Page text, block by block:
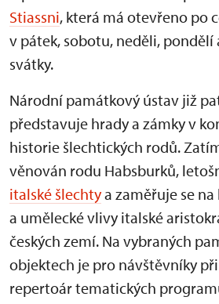
Stiassni, která má otevřeno po
v pátek, sobotu, neděli,
svátky.
Národní památkový ústav již
představuje hrady a zámky v
historie šlechtických rodů.
věnován rodu Habsburků,
italské šlechtya zaměřuje se
a umělecké vlivy italské
českých zemí. Na vybraných
objektech je pro návštěvníky
repertoár tematických